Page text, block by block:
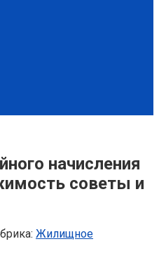
начисления
советы и
Жилищное